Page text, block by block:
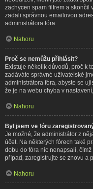
zachycen spam filtrem a skončil
zadali správnou emailovou
administrátora fóra.
Nahoru
Proč se nemůžu přihlásit?
Existuje několik důvodů, proč k
zadáváte správné uživatelské
administrátora fóra, abyste se
že je na webu chyba v
Nahoru
Byl jsem ve fóru
Je možné, že administrátor z
účet. Na některých fórech také
dobu do fóra nic nenapsali,
případ, zaregistrujte se znovu a
Nahoru